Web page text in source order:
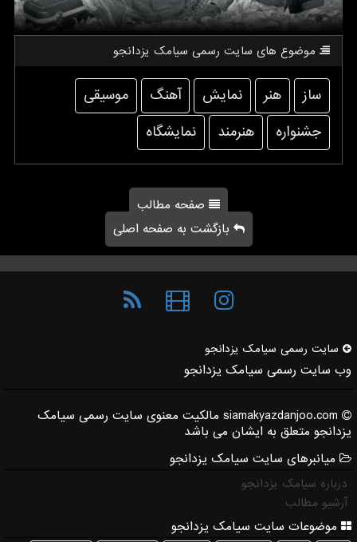
موضوع های سایت رسمی سیامك یزدانجو
ساز هنر نمایش آهنگ
موسیقی
جشنواره
هنرمند نمایشگاه
صفحه مطالب
بازگشت به صفحه اصلی
سایت رسمی سیامك یزدانجو
وب سایت رسمی سیامک یزدانجو
siamakyazdanjoo.com مالکیت معنوی سایت رسمی سیامک
یزدانجو متعلق به ایشان می باشد
میانبرهای سایت سیامک یزدانجو
درباره سیامک یزدانجو
آرشیو مطالب
موضوعات سایت سیامک یزدانجو